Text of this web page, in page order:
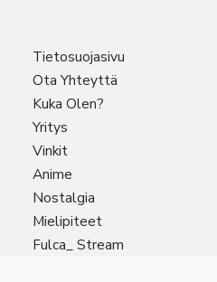
Tietosuojasivu
Ota Yhteyttä
Kuka Olen?
Yritys
Vinkit
Anime
Nostalgia
Mielipiteet
Fulca_ Stream